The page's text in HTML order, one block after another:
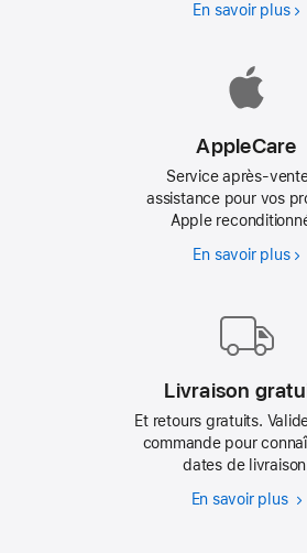
En savoir plus
AppleCare
Service après-
assistance pour vos
Apple
En savoir plus
Livraison
Et retours gratuits.
commande pour
dates de
En savoir plus